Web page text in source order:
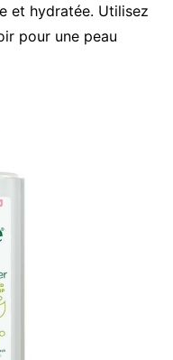
et hydratée. Utilisez
pour une peau